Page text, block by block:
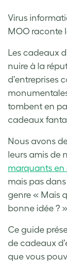
Virus
MOO raconte
Les cadeaux
nuire à la
d’entreprises
tombent en
cadeaux
Nous avons
leurs amis de
marquants en
mais pas
genre « Mais
bonne idée ?
Ce guide
de cadeaux
que vous